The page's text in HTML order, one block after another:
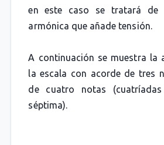
en este caso se tratará de
armónica que añade tensión.
A continuación se muestra la
la escala con acorde de tres
de cuatro notas
séptima).